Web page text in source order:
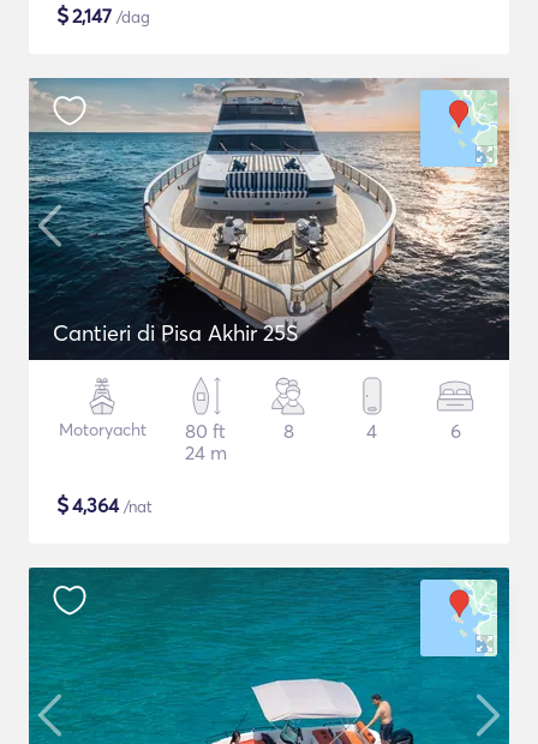
$2,147 /dag
Cantieri di Pisa Akhir 25S
Motoryacht
80 ft
24 m
8 4 6
$4,364/nat